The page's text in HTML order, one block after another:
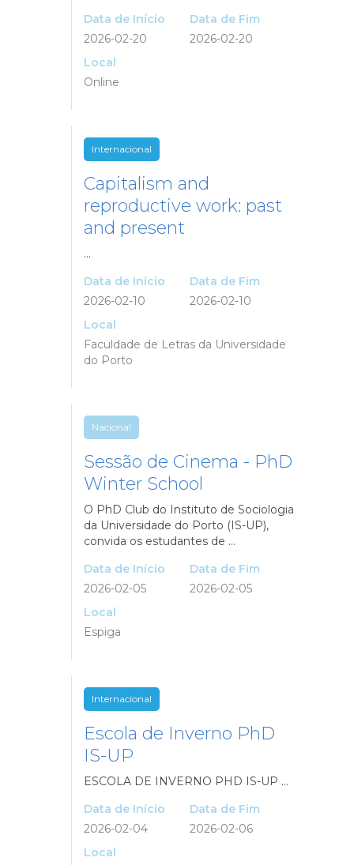
Data de Início
2026-02-20
Data de Fim
2026-02-20
Local
Online
Internacional
Capitalism and
reproductive work: past
and present
...
Data de Início
2026-02-10
Data de Fim
2026-02-10
Local
Faculdade de Letras da Universidade
do Porto
Nacional
Sessão de Cinema - PhD
Winter School
O PhD Club do Instituto de Sociologia
da Universidade do Porto (IS-UP),
convida os estudantes de ...
Data de Início
2026-02-05
Data de Fim
2026-02-05
Local
Espiga
Internacional
Escola de Inverno PhD
IS-UP
ESCOLA DE INVERNO PHD IS-UP ...
Data de Início
2026-02-04
Data de Fim
2026-02-06
Local